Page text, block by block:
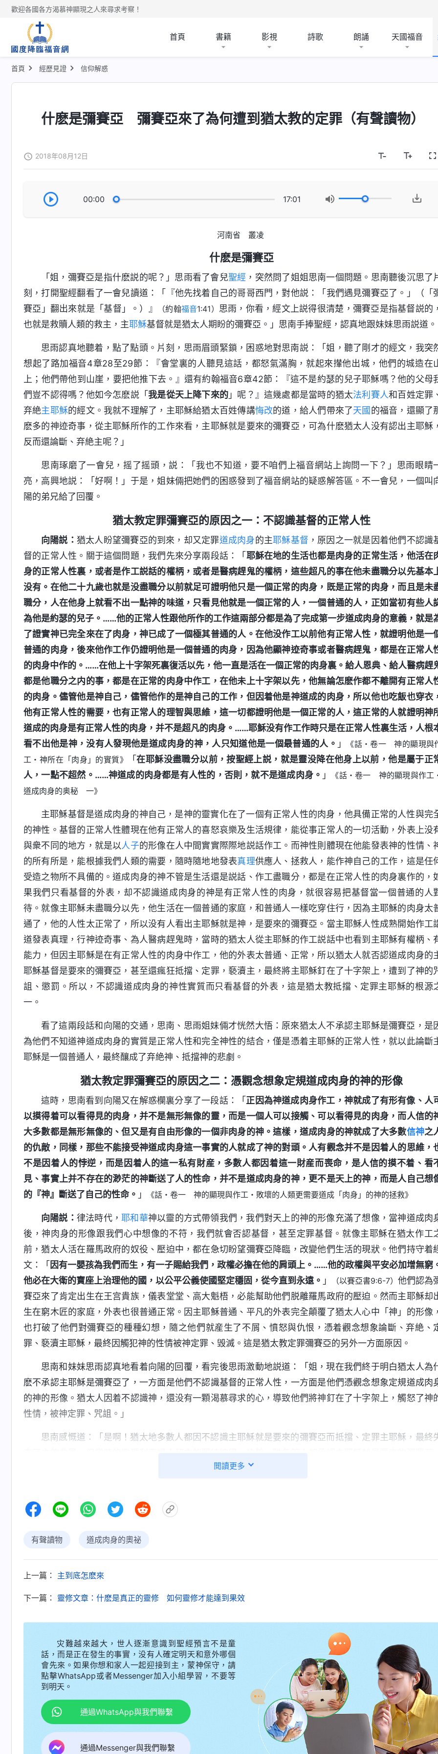
歡迎各國各方渴慕神顯現之人來尋求考察！
首頁 書籍 影視 詩歌 朗誦 天國福音
首頁 經歷見證 信仰解惑
什麽是彌賽亞 彌賽亞來了為何遭到猶太教的定罪（有聲讀物）
2018年08月12日
00:00 17:01
河南省 叢凌
什麽是彌賽亞
「姐，彌賽亞是指什麽説的呢？」思雨看了會兒聖經 ，突然問了姐姐思南一個問題。思南聽後沉思了
刻，打開聖經翻看了一會兒讀道：「『他先找着自己的哥哥西門，對他説：「我們遇見彌賽亞了。」（「
賽亞」翻出來就是「基督」。）』
（約翰福音1:41） 思雨，你看，經文上説得很清楚，彌賽亞是指基督説的，
也就是救贖人類的救主，主耶穌基督就是猶太人期盼的彌賽亞。」思南手捧聖經，認真地跟妹妹思雨説道。
思雨認真地聽着，點了點頭。片刻，思雨眉頭緊鎖，困惑地對思南説：「姐，聽了剛才的經文，我突
想起了路加福音4章28至29節：『會堂裏的人聽見這話，都怒氣滿胸，就起來攆他出城，他們的城造在
上；他們帶他到山崖，要把他推下去。』還有約翰福音6章42節：『這不是約瑟的兒子耶穌嗎？他的父母
們豈不認得嗎？他如今怎麽説「我是從天上降下來的 」呢？』這幾處都是當時的猶太法利賽人和百姓定罪
弃絶主耶穌的經文。我就不理解了，主耶穌給猶太百姓傳講悔改的道，給人們帶來了天國 的福音，還顯了
麽多的神迹奇事，從主耶穌所作的工作來看，主耶穌就是要來的彌賽亞，可為什麽猶太人没有認出主耶穌，
反而還論斷、弃絶主呢？」
思南琢磨了一會兒，摇了摇頭，説：「我也不知道，要不咱們上福音網站上詢問一下？」思雨眼睛
亮，高興地説：「好啊！」于是，姐妹倆把她們的困惑發到了福音網站的疑惑解答區。不一會兒，一個叫
陽的弟兄給了回覆。
猶太教定罪彌賽亞的原因之一：不認識基督的正常人性
向陽説： 猶太人盼望彌賽亞的到來，却又定罪道成肉身的主耶穌基督 ，原因之一就是因着他們不認識
督的正常人性。關于這個問題，我們先來分享兩段話：「 耶穌在地的生活也都是肉身的正常生活，他活在
身的正常人性裏，或者是作工説話的權柄，或者是醫病趕鬼的權柄，這些超凡的事在他未盡職分以先基本
没有。在他二十九歲也就是没盡職分以前就足可證明他只是一個正常的肉身，既是正常的肉身，而且是未
職分，人在他身上就看不出一點神的味道，只看見他就是一個正常的人，一個普通的人，正如當初有些人
為他是約瑟的兒子。……他的正常人性跟他所作的工作這兩部分都是為了完成第一步道成肉身的意義，就是
了證實神已完全來在了肉身，神已成了一個極其普通的人。在他没作工以前他有正常人性，就證明他是一
普通的肉身，後來他作工作仍證明他是一個普通的肉身，因為他顯神迹奇事或者醫病趕鬼，都是在正常人
的肉身中作的。……在他上十字架死裏復活以先，他一直是活在一個正常的肉身裏。給人恩典、給人醫病趕
都是他職分之内的事，都是在正常的肉身中作工，在他未上十字架以先，他無論怎麽作都不離開有正常人
的肉身。儘管他是神自己，儘管他作的是神自己的工作，但因着他是神道成的肉身，所以他也吃飯也穿衣
他有正常人性的需要，也有正常人的理智與思維，這一切都證明他是一個正常的人，這正常的人就證明神
道成的肉身是有正常人性的肉身，并不是超凡的肉身。……耶穌没有作工作時只是在正常人性裏生活，人根
看不出他是神，没有人發現他是道成肉身的神，人只知道他是一個最普通的人。 」
《話・卷一 神的顯現與
工・神所在「肉身」的實質》
「在耶穌没盡職分以前，按聖經上説，就是靈没降在他身上以前，他是屬于正
人，一點不超然。……神道成的肉身都是有人性的，否則，就不是道成肉身。 」
《話・卷一 神的顯現與作工
道成肉身的奥秘 一》
主耶穌基督是道成肉身的神自己，是神的靈實化在了一個有正常人性的肉身，他具備正常的人性與完
的神性。基督的正常人性體現在他有正常人的喜怒哀樂及生活規律，能從事正常人的一切活動，外表上没
與衆不同的地方，就是以人子的形像在人中間實實際際地説話作工。而神性則體現在他能發表神的性情、
的所有所是，能根據我們人類的需要，隨時隨地地發表真理供應人、拯救人，能作神自己的工作，這是任
受造之物所不具備的。道成肉身的神不管是生活還是説話、作工盡職分，都是在正常人性的肉身裏作的，
果我們只看基督的外表，却不認識道成肉身的神是有正常人性的肉身，就很容易把基督當一個普通的人
待。就像主耶穌未盡職分以先，他生活在一個普通的家庭，和普通人一樣吃穿住行，因為主耶穌的肉身太
通了，他的人性太正常了，所以没有人看出主耶穌就是神，是要來的彌賽亞。當主耶穌人性成熟開始作工
道發表真理，行神迹奇事、為人醫病趕鬼時，當時的猶太人從主耶穌的作工説話中也看到主耶穌有權柄、
能力，但因主耶穌是在有正常人性的肉身中作工，他的外表太普通、正常，所以猶太人就否認道成肉身的
耶穌基督是要來的彌賽亞，甚至還瘋狂抵擋、定罪，褻瀆主，最終將主耶穌釘在了十字架上，遭到了神的
詛、懲罰。所以，不認識道成肉身的神性實質而只看基督的外表，這是猶太教抵擋、定罪主耶穌的根源
一。
看了這兩段話和向陽的交通，思南、思雨姐妹倆才恍然大悟：原來猶太人不承認主耶穌是彌賽亞，是
為他們不知道神道成肉身的實質是正常人性和完全神性的結合，僅是憑着主耶穌的正常人性，就以此論斷
耶穌是一個普通人，最終釀成了弃絶神、抵擋神的悲劇。
猶太教定罪彌賽亞的原因之二：憑觀念想象定規道成肉身的神的形像
這時，思南看到向陽又在解惑欄裏分享了一段話：「 正因為神道成肉身作工，神就成了有形有像、人
以摸得着可以看得見的肉身，并不是無形無像的靈，而是一個人可以接觸、可以看得見的肉身，而人信的
大多數都是無形無像的、但又是有自由形像的一個非肉身的神。這樣，道成肉身的神就成了大多數信神之
的仇敵，同樣，那些不能接受神道成肉身這一事實的人就成了神的對頭。人有觀念并不是因着人的思維，
不是因着人的悖逆，而是因着人的這一私有財産，多數人都因着這一財産而喪命，是人信的摸不着、看
見、事實上并不存在的渺茫的神斷送了人的性命，并不是道成肉身的神，更不是天上的神，而是人自己想
的『神』斷送了自己的性命。 」 《話・卷一 神的顯現與作工・敗壞的人類更需要道成「肉身」的神的拯救》
向陽説： 律法時代，耶和華神以靈的方式帶領我們，我們對天上的神的形像充滿了想像，當神道成肉
後，神肉身的形像跟我們心中想像的不符，我們就會否認基督，甚至定罪基督。就像主耶穌在猶太作工
前，猶太人活在羅馬政府的奴役、壓迫中，都在急切盼望彌賽亞降臨，改變他們生活的現狀。他們持守着
文：「 因有一嬰孩為我們而生，有一子賜給我們，政權必擔在他的肩頭上。……他的政權與平安必加增無窮
他必在大衛的寶座上治理他的國，以公平公義使國堅定穩固，從今直到永遠。 」 （以賽亞書9:6-7）他們認為
賽亞來了肯定出生在王宫貴族，儀表堂堂、高大魁梧，必能幫助他們脱離羅馬政府的壓迫。然而主耶穌却
生在窮木匠的家庭，外表也很普通正常。因主耶穌普通、平凡的外表完全顛覆了猶太人心中「神」的形像，
也打破了他們對彌賽亞的種種幻想，隨之他們就産生了不屑、憤怒與仇恨，憑着觀念想象論斷、弃絶、
罪、褻瀆主耶穌，最終因觸犯神的性情被神定罪、毁滅。這是猶太教定罪彌賽亞的另外一方面原因。
思南和妹妹思雨認真地看着向陽的回覆，看完後思雨激動地説道：「姐，現在我們終于明白猶太人為
麽不承認主耶穌是彌賽亞了，一方面是他們不認識基督的正常人性，一方面是他們憑觀念想象定規道成肉
的神的形像。猶太人因着不認識神，還没有一顆渴慕尋求的心，導致他們將神釘在了十字架上，觸怒了神
性情，被神定罪、咒詛。」
思南感慨道：「是啊！猶太地多數人都因不認識主耶穌就是要來的彌賽亞而抵擋、定罪主耶穌，最終
而跟隨了主耶穌，得着了主的救恩。我想到撒瑪利亞婦人能認出主耶穌就是彌賽亞，并不是通過主耶穌的外
是彌賽亞；而彼得、約翰、路加等門徒有渴慕尋求的心，他們從主的説話、作工中認出主就是要來的彌賽
亞，堅定不移地跟隨主。看來，當神道成肉身來作工時，注重聽主的聲音，從主的説話、作工中來認識主這
『人子』這個詞？比如説路加福音12章40節『
多苦，又被這世代弃絶。』剛才向陽弟兄給我們發的話和他的交通中説，只有道成肉身的神才能稱為人子，
，可不能對神道成肉身普通正常的
人性起觀念，更不能憑着觀念想象來定規神道成肉身的形像，否則，很容易步猶太人的後塵，成了信神却抵
擋神的人，這個後果不堪設想啊！」
思南認可地點了點頭，説道：「是啊，如果主真的再次道成肉身來在地上説話作工，我們一定要吸取猶
太人失敗的教訓，不能從外表來衡量神道成的肉身，而是要像彼得、撒瑪利亞婦人一樣，注重從神的説話
工中來認識神啊……」
姐妹倆越交通心裏越透亮，不禁向主獻上感謝與贊美，將榮耀都歸于主！
閲讀更多
有聲讀物 道成肉身的奧祕
上一篇： 主到底怎麽來
下一篇： 靈修文章：什麽是真正的靈修 如何靈修才能達到果效
灾難越來越大，世人逐漸意識到聖經預言不是童
話，而是正在發生的事實，没有人確定明天和意外哪個
會先來。如果你想和家人一起迎接到主，蒙神保守，請
點擊WhatsApp或者Messenger加入小組學習，不要等
到明天。
通過WhatsApp與我們聯繫
通過Messenger與我們聯繫